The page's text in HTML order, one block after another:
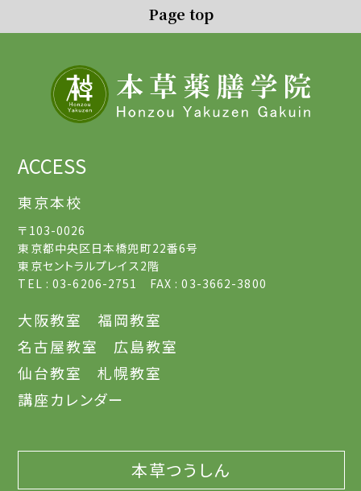
Page top
ACCESS
東京本校
〒103-0026
東京都中央区日本橋兜町22番6号
東京セントラルプレイス2階
TEL : 03-6206-2751 FAX : 03-3662-3800
大阪教室
福岡教室
名古屋教室
広島教室
仙台教室
札幌教室
講座カレンダー
本草つうしん